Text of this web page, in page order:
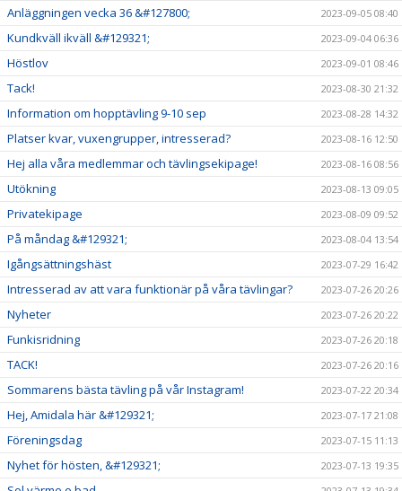
Anläggningen vecka 36 &#127800; 2023-09-05 08:40
Kundkväll ikväll &#129321; 2023-09-04 06:36
Höstlov 2023-09-01 08:46
Tack! 2023-08-30 21:32
Information om hopptävling 9-10 sep 2023-08-28 14:32
Platser kvar, vuxengrupper, intresserad? 2023-08-16 12:50
Hej alla våra medlemmar och tävlingsekipage! 2023-08-16 08:56
Utökning 2023-08-13 09:05
Privatekipage 2023-08-09 09:52
På måndag &#129321; 2023-08-04 13:54
Igångsättningshäst 2023-07-29 16:42
Intresserad av att vara funktionär på våra tävlingar? 2023-07-26 20:26
Nyheter 2023-07-26 20:22
Funkisridning 2023-07-26 20:18
TACK! 2023-07-26 20:16
Sommarens bästa tävling på vår Instagram! 2023-07-22 20:34
Hej, Amidala här &#129321; 2023-07-17 21:08
Föreningsdag 2023-07-15 11:13
Nyhet för hösten, &#129321; 2023-07-13 19:35